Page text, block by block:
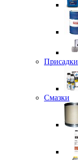
Присадки
Смазки